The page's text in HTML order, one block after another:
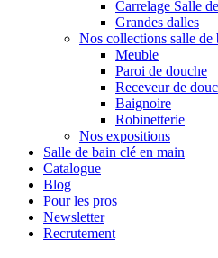
Carrelage Salle
Grandes dalles
Nos collections salle de
Meuble
Paroi de douche
Receveur de
Baignoire
Robinetterie
Nos expositions
Salle de bain clé en main
Catalogue
Blog
Pour les pros
Newsletter
Recrutement